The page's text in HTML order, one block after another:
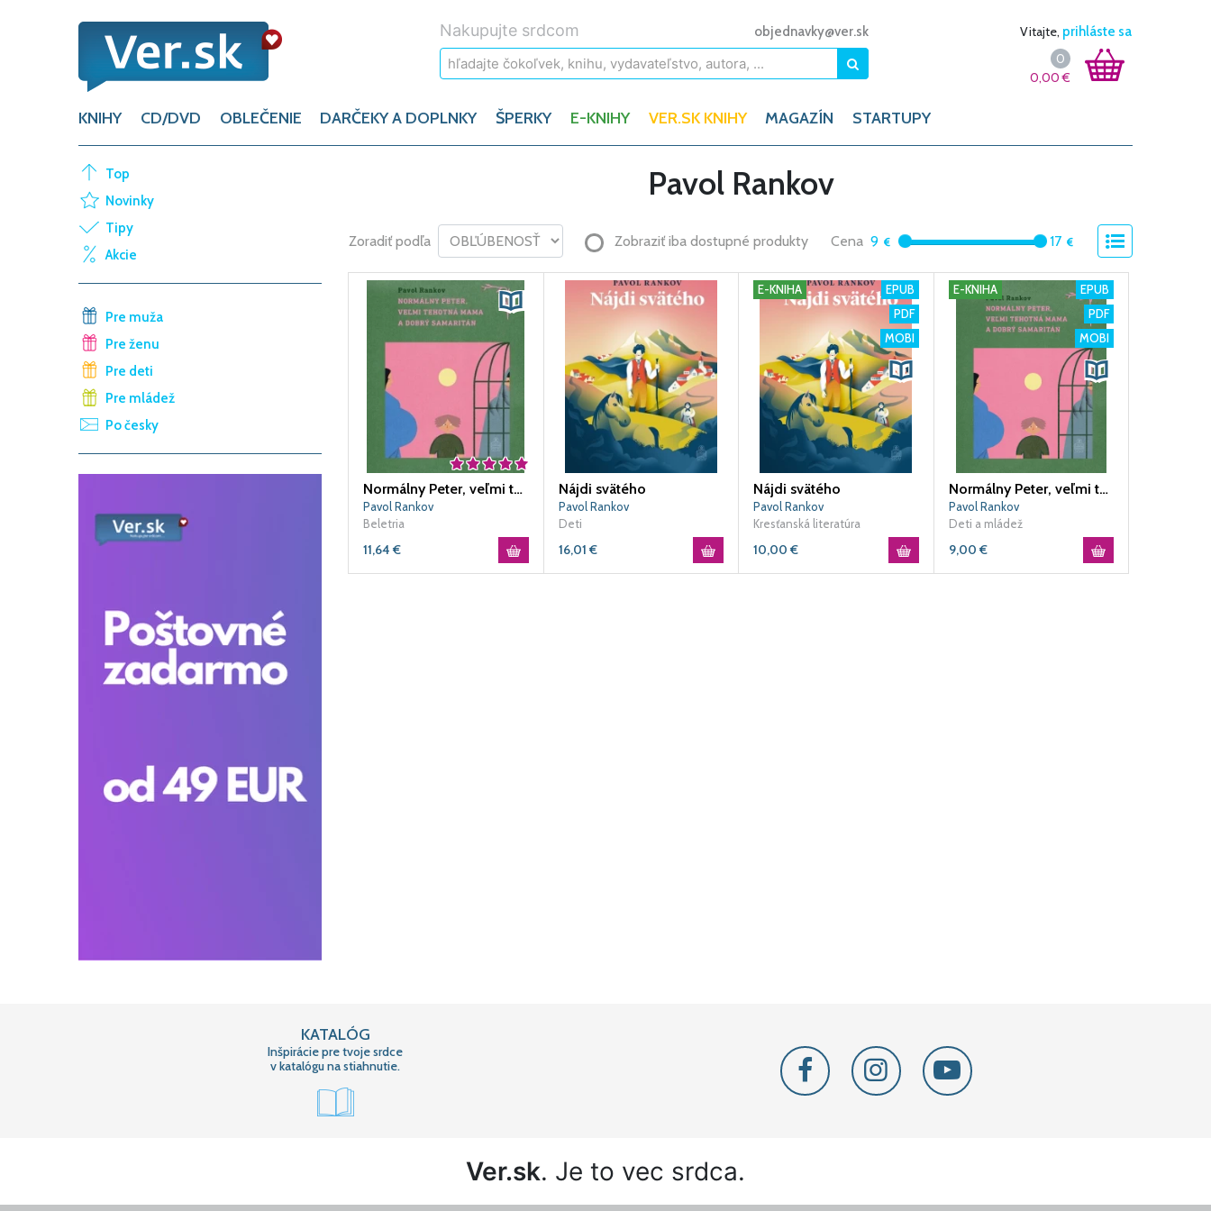
Nakupujte srdcom objednavky@ver.sk Vitajte, prihláste sa
0
0,00€
KNIHY CD/DVD OBLEČENIE DARČEKY A DOPLNKY ŠPERKY E-KNIHY VER.SK KNIHY MAGAZÍN STARTUPY
Top
Novinky
Tipy
Akcie
Pre muža
Pre ženu
Pre deti
Pre mládež
Po česky
Pavol Rankov
Zoradiť podľa Zobraziť iba dostupné produkty Cena 9 17
Normálny Peter, veľmi tehotná mama a dobrý samaritán
Pavol Rankov
Beletria
11,64 €
Nájdi svätého
Pavol Rankov
Deti
16,01 €
E-KNIHA
EPUB
PDF
MOBI
Nájdi svätého
Pavol Rankov
Kresťanská literatúra
10,00 €
E-KNIHA
EPUB
PDF
MOBI
Normálny Peter, veľmi tehotná mama a dobrý samaritán
Pavol Rankov
Deti a mládež
9,00 €
KATALÓG
Inšpirácie pre tvoje srdce
v katalógu na stiahnutie.
Ver.sk. Je to vec srdca.